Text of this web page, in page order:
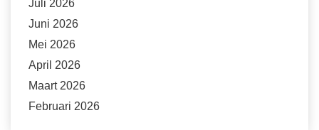
Juli 2026
Juni 2026
Mei 2026
April 2026
Maart 2026
Februari 2026